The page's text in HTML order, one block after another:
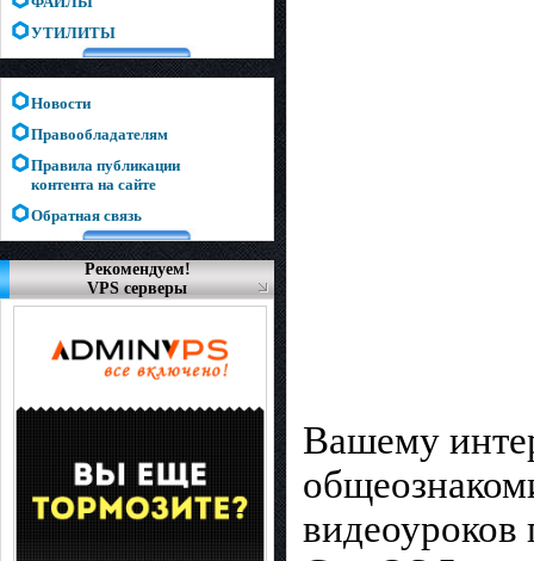
УТИЛИТЫ
Новости
Правообладателям
Правила публикации
контента на сайте
Обратная связь
Рекомендуем!
VPS серверы
Вашему